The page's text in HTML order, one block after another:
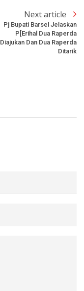
Next article
Pj Bupati Barsel Jelaskan
P[erihal Dua Raperda
Diajukan Dan Dua Raperda
Ditarik